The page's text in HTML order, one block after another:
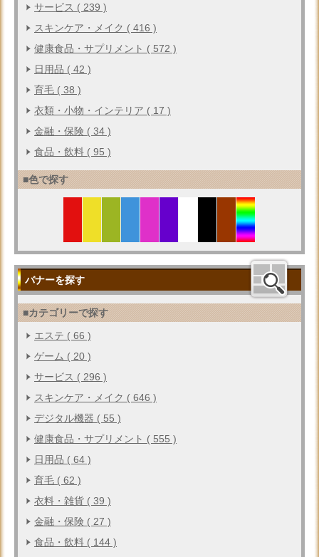
サービス ( 239 )
スキンケア・メイク ( 416 )
健康食品・サプリメント ( 572 )
日用品 ( 42 )
育毛 ( 38 )
衣類・小物・インテリア ( 17 )
金融・保険 ( 34 )
食品・飲料 ( 95 )
■色で探す
バナーを探す
■カテゴリーで探す
エステ ( 66 )
ゲーム ( 20 )
サービス ( 296 )
スキンケア・メイク ( 646 )
デジタル機器 ( 55 )
健康食品・サプリメント ( 555 )
日用品 ( 64 )
育毛 ( 62 )
衣料・雑貨 ( 39 )
金融・保険 ( 27 )
食品・飲料 ( 144 )